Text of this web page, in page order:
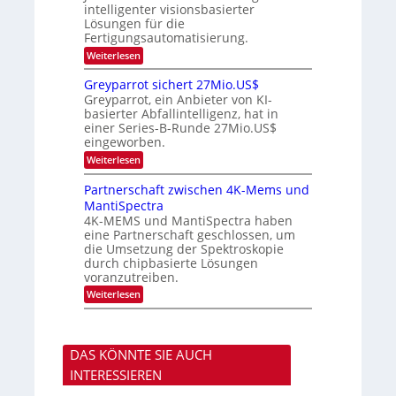
a
l
b
j
a
h
i
n
d
e
r
A
C
H
-
I
n
d
u
s
t
r
i
e
z
u
u
r
s
v
o
n
P
h
o
t
o
n
i
c
s
H
u
b
intelligenter visionsbasierter
Lösungen für die
Fertigungsautomatisierung.
Weiterlesen:
M
t
s
u
b
i
s
h
i
E
l
e
c
t
r
i
c
u
n
d
n
y
s
t
Greyparrot sichert 27Mio.US$
Greyparrot, ein Anbieter von KI-
basierter Abfallintelligenz, hat in
einer Series-B-Runde 27Mio.US$
eingeworben.
Weiterlesen:
G
r
e
y
p
a
r
r
o
t
s
i
e
r
t
2
Partnerschaft zwischen 4K-Mems und
MantiSpectra
4K-MEMS und MantiSpectra haben
eine Partnerschaft geschlossen, um
die Umsetzung der Spektroskopie
durch chipbasierte Lösungen
voranzutreiben.
Weiterlesen:
P
t
n
e
r
DAS KÖNNTE SIE AUCH
INTERESSIEREN